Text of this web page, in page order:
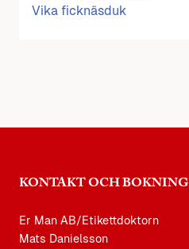
Vika ficknäsduk
KONTAKT OCH BOKNING
Er Man AB/Etikettdoktorn
Mats Danielsson